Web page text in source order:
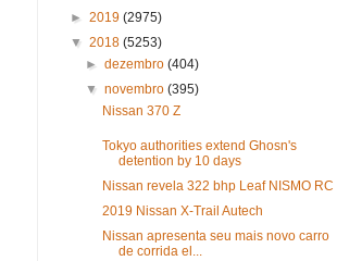
► 2019 (2975)
▼ 2018 (5253)
►dezembro(404)
▼novembro(395)
Nissan 370 Z
Tokyo authorities extend Ghosn's
detention by 10 days
Nissan revela 322 bhp Leaf NISMO RC
2019 Nissan X-Trail Autech
Nissan apresenta seu mais novo carro
de corrida el...